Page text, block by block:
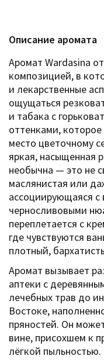
Описание аромата
Аромат Wardasina
композицией, в
и лекарственные
ощущаться
и табака с
оттенками, которое
место цветочному
яркая, насыщенная
необычна — это не
маслянистая или
ассоциирующаяся
черносливовыми
переплетается с
где чувствуются
плотный,
Аромат вызывает
аптеки с
лечебных трав до
Востоке,
пряностей. Он
вине, присохшем к
лёгкой